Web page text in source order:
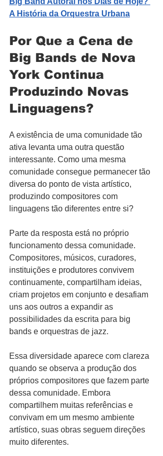
A História da Orquestra Urbana
Por Que a Cena de
Big Bands de Nova
York Continua
Produzindo Novas
Linguagens?
A existência de uma comunidade tão
ativa levanta uma outra questão
interessante. Como uma mesma
comunidade consegue permanecer tão
diversa do ponto de vista artístico,
produzindo compositores com
linguagens tão diferentes entre si?
Parte da resposta está no próprio
funcionamento dessa comunidade.
Compositores, músicos, curadores,
instituições e produtores convivem
continuamente, compartilham ideias,
criam projetos em conjunto e desafiam
uns aos outros a expandir as
possibilidades da escrita para big
bands e orquestras de jazz.
Essa diversidade aparece com clareza
quando se observa a produção dos
próprios compositores que fazem parte
dessa comunidade. Embora
compartilhem muitas referências e
convivam em um mesmo ambiente
artístico, suas obras seguem direções
muito diferentes.